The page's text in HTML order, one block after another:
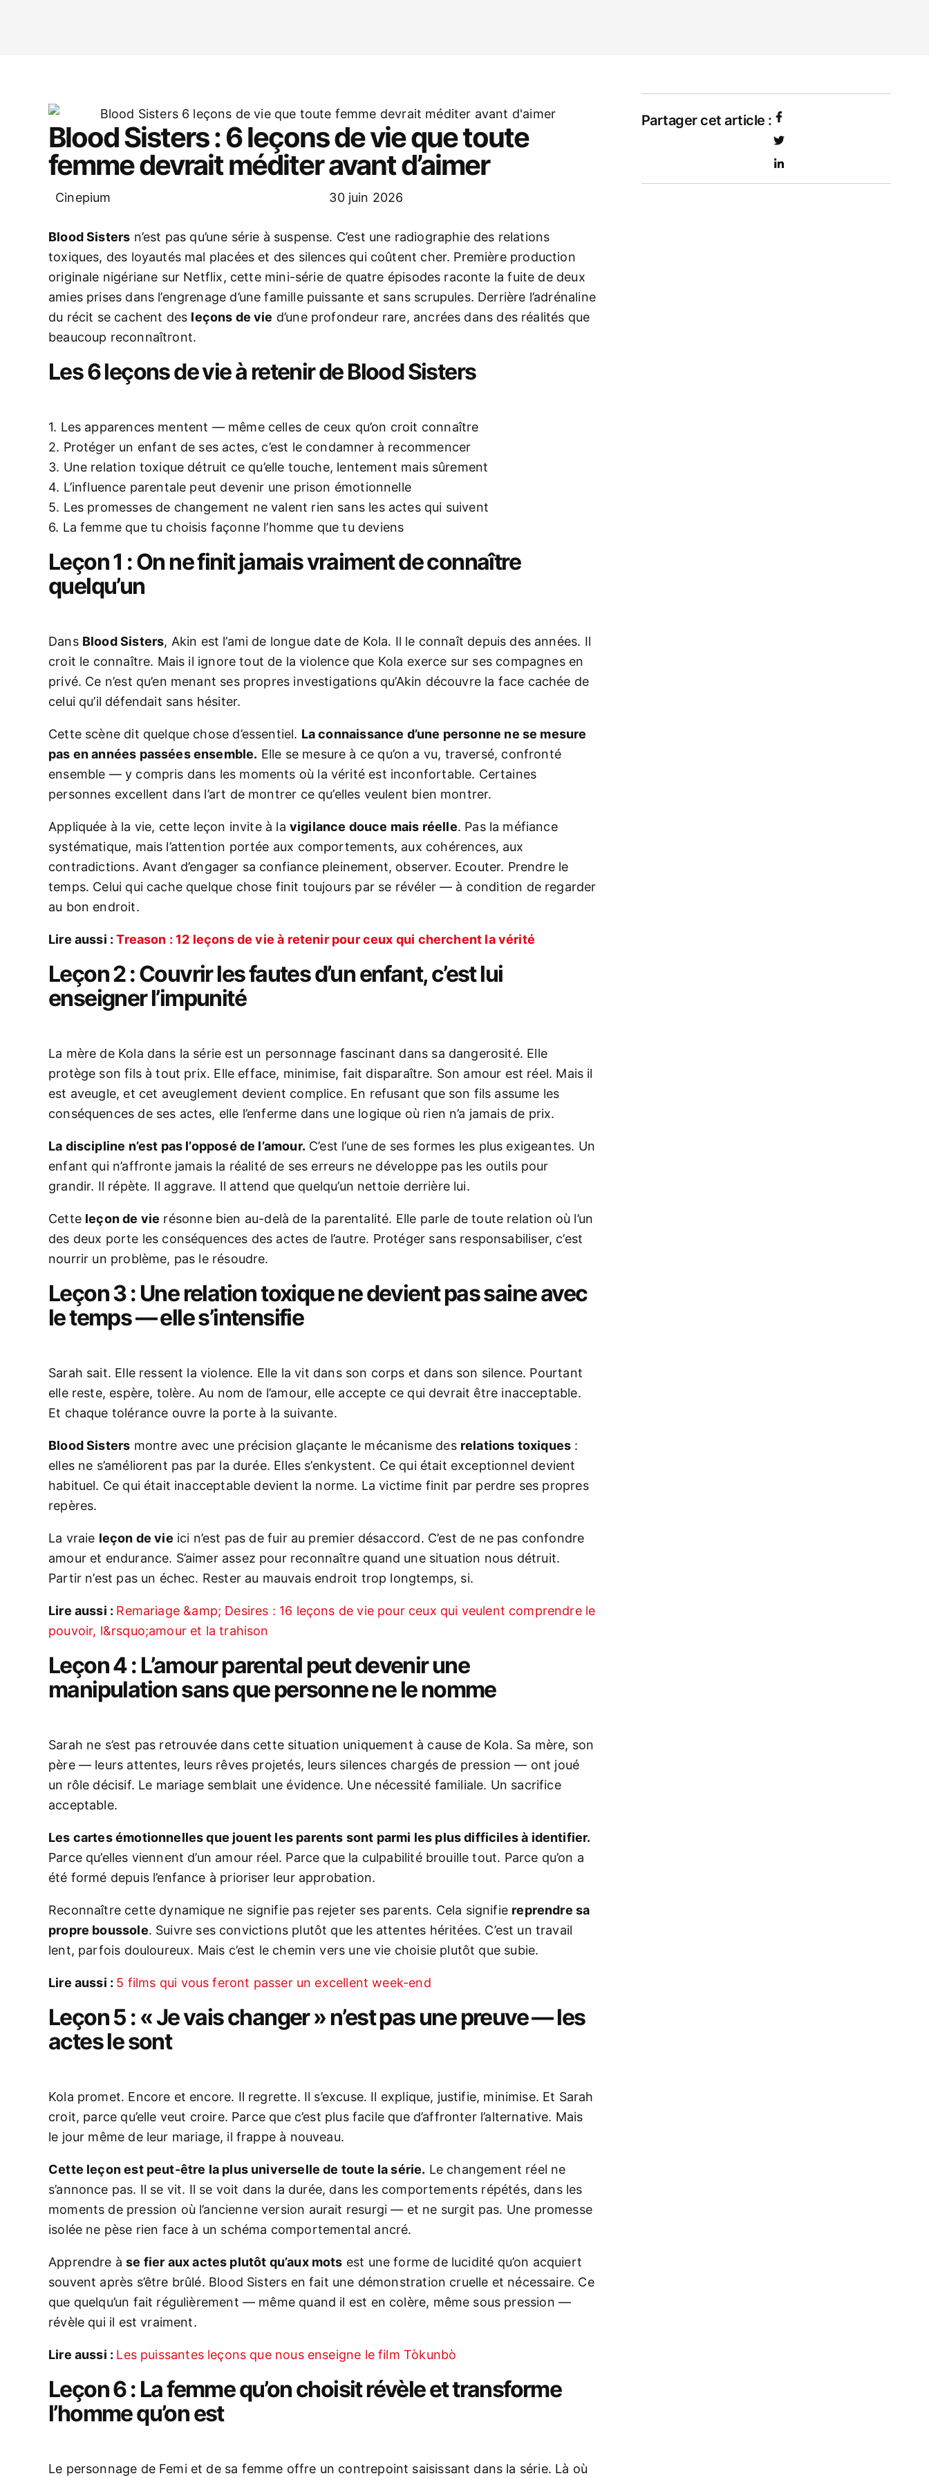
Blood Sisters : 6 leçons de vie que toute
femme devrait méditer avant d’aimer
Cinepium 30 juin 2026
Blood Sisters n’est pas qu’une série à suspense. C’est une radiographie des relations
toxiques, des loyautés mal placées et des silences qui coûtent cher. Première production
originale nigériane sur Netflix, cette mini-série de quatre épisodes raconte la fuite de deux
amies prises dans l’engrenage d’une famille puissante et sans scrupules. Derrière l’adrénaline
du récit se cachent des leçons de vie d’une profondeur rare, ancrées dans des réalités que
beaucoup reconnaîtront.
Les 6 leçons de vie à retenir de Blood Sisters
1. Les apparences mentent — même celles de ceux qu’on croit connaître
2. Protéger un enfant de ses actes, c’est le condamner à recommencer
3. Une relation toxique détruit ce qu’elle touche, lentement mais sûrement
4. L’influence parentale peut devenir une prison émotionnelle
5. Les promesses de changement ne valent rien sans les actes qui suivent
6. La femme que tu choisis façonne l’homme que tu deviens
Leçon 1 : On ne finit jamais vraiment de connaître
quelqu’un
Dans Blood Sisters, Akin est l’ami de longue date de Kola. Il le connaît depuis des années. Il
croit le connaître. Mais il ignore tout de la violence que Kola exerce sur ses compagnes en
privé. Ce n’est qu’en menant ses propres investigations qu’Akin découvre la face cachée de
celui qu’il défendait sans hésiter.
Cette scène dit quelque chose d’essentiel. La connaissance d’une personne ne se mesure
pas en années passées ensemble. Elle se mesure à ce qu’on a vu, traversé, confronté
ensemble — y compris dans les moments où la vérité est inconfortable. Certaines
personnes excellent dans l’art de montrer ce qu’elles veulent bien montrer.
Appliquée à la vie, cette leçon invite à la vigilance douce mais réelle. Pas la méfiance
systématique, mais l’attention portée aux comportements, aux cohérences, aux
contradictions. Avant d’engager sa confiance pleinement, observer. Ecouter. Prendre le
temps. Celui qui cache quelque chose finit toujours par se révéler — à condition de regarder
au bon endroit.
Lire aussi :Treason : 12 leçons de vie à retenir pour ceux qui cherchent la vérité
Leçon 2 : Couvrir les fautes d’un enfant, c’est lui
enseigner l’impunité
La mère de Kola dans la série est un personnage fascinant dans sa dangerosité. Elle
protège son fils à tout prix. Elle efface, minimise, fait disparaître. Son amour est réel. Mais il
est aveugle, et cet aveuglement devient complice. En refusant que son fils assume les
conséquences de ses actes, elle l’enferme dans une logique où rien n’a jamais de prix.
La discipline n’est pas l’opposé de l’amour. C’est l’une de ses formes les plus exigeantes. Un
enfant qui n’affronte jamais la réalité de ses erreurs ne développe pas les outils pour
grandir. Il répète. Il aggrave. Il attend que quelqu’un nettoie derrière lui.
Cette leçon de vie résonne bien au-delà de la parentalité. Elle parle de toute relation où l’un
des deux porte les conséquences des actes de l’autre. Protéger sans responsabiliser, c’est
nourrir un problème, pas le résoudre.
Leçon 3 : Une relation toxique ne devient pas saine avec
le temps — elle s’intensifie
Sarah sait. Elle ressent la violence. Elle la vit dans son corps et dans son silence. Pourtant
elle reste, espère, tolère. Au nom de l’amour, elle accepte ce qui devrait être inacceptable.
Et chaque tolérance ouvre la porte à la suivante.
Blood Sisters montre avec une précision glaçante le mécanisme des relations toxiques :
elles ne s’améliorent pas par la durée. Elles s’enkystent. Ce qui était exceptionnel devient
habituel. Ce qui était inacceptable devient la norme. La victime finit par perdre ses propres
repères.
La vraie leçon de vie ici n’est pas de fuir au premier désaccord. C’est de ne pas confondre
amour et endurance. S’aimer assez pour reconnaître quand une situation nous détruit.
Partir n’est pas un échec. Rester au mauvais endroit trop longtemps, si.
Lire aussi : Remariage &amp; Desires : 16 leçons de vie pour ceux qui veulent comprendre le
pouvoir, l&rsquo;amour et la trahison
Leçon 4 : L’amour parental peut devenir une
manipulation sans que personne ne le nomme
Sarah ne s’est pas retrouvée dans cette situation uniquement à cause de Kola. Sa mère, son
père — leurs attentes, leurs rêves projetés, leurs silences chargés de pression — ont joué
un rôle décisif. Le mariage semblait une évidence. Une nécessité familiale. Un sacrifice
acceptable.
Les cartes émotionnelles que jouent les parents sont parmi les plus difficiles à identifier.
Parce qu’elles viennent d’un amour réel. Parce que la culpabilité brouille tout. Parce qu’on a
été formé depuis l’enfance à prioriser leur approbation.
Reconnaître cette dynamique ne signifie pas rejeter ses parents. Cela signifie reprendre sa
propre boussole. Suivre ses convictions plutôt que les attentes héritées. C’est un travail
lent, parfois douloureux. Mais c’est le chemin vers une vie choisie plutôt que subie.
Lire aussi : 5 films qui vous feront passer un excellent week-end
Leçon 5 : « Je vais changer » n’est pas une preuve — les
actes le sont
Kola promet. Encore et encore. Il regrette. Il s’excuse. Il explique, justifie, minimise. Et Sarah
croit, parce qu’elle veut croire. Parce que c’est plus facile que d’affronter l’alternative. Mais
le jour même de leur mariage, il frappe à nouveau.
Cette leçon est peut-être la plus universelle de toute la série. Le changement réel ne
s’annonce pas. Il se vit. Il se voit dans la durée, dans les comportements répétés, dans les
moments de pression où l’ancienne version aurait resurgi — et ne surgit pas. Une promesse
isolée ne pèse rien face à un schéma comportemental ancré.
Apprendre àse fier aux actes plutôt qu’aux mots est une forme de lucidité qu’on acquiert
souvent après s’être brûlé. Blood Sisters en fait une démonstration cruelle et nécessaire. Ce
que quelqu’un fait régulièrement — même quand il est en colère, même sous pression —
révèle qui il est vraiment.
Lire aussi : Les puissantes leçons que nous enseigne le film Tòkunbò
Leçon 6 : La femme qu’on choisit révèle et transforme
l’homme qu’on est
Le personnage de Femi et de sa femme offre un contrepoint saisissant dans la série. Là où
Partager cet article :